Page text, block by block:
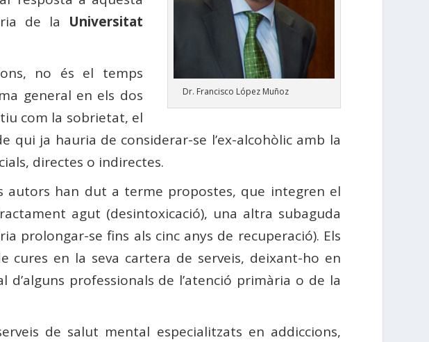
Dr. Francisco López Muñoz
de la Universitat
no és el temps
general en els dos
com la sobrietat, el
qui ja hauria de considerar-se l’ex-alcohòlic amb la
directes o indirectes.
autors han dut a terme propostes, que integren el
agut (desintoxicació), una altra subaguda
prolongar-se fins als cinc anys de recuperació). Els
en la seva cartera de serveis, deixant-ho en
professionals de l’atenció primària o de la
de salut mental especialitzats en addiccions,